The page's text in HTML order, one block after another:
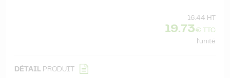
16.44 HT
19.73€ TTC
l'unité
DÉTAIL PRODUIT